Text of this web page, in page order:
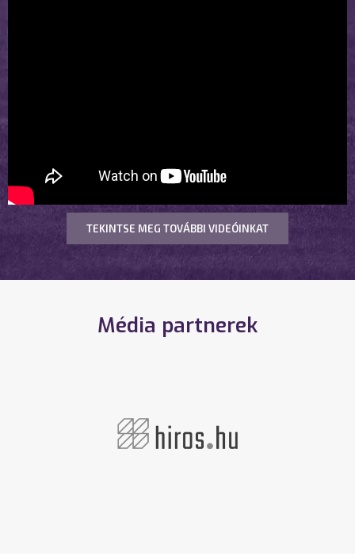
TEKINTSE MEG TOVÁBBI VIDEÓINKAT
Média partnerek